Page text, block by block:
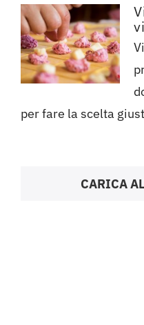
per fare la scelta
CARICA